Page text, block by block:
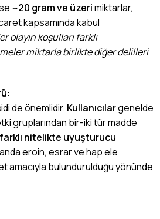
~20 gram ve üzerimiktarlar,
kapsamında kabul
olayın koşulları farklı
miktarla birlikte diğer delilleri
de önemlidir. Kullanıcılargenelde
gruplarından bir-iki tür madde
farklı nitelikte uyuşturucu
eroin, esrar ve hap ele
amacıyla bulundurulduğu yönünde